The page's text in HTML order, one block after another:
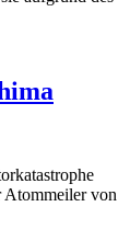
Atommeiler von